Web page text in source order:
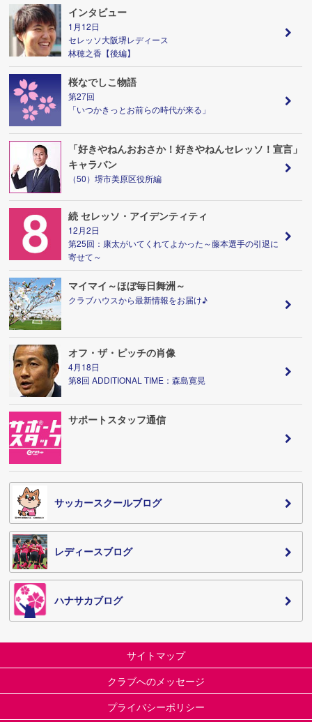
インタビュー
1月12日
セレッソ大阪堺レディース
林穂之香【後編】
桜なでしこ物語
第27回
「いつかきっとお前らの時代が来る」
「好きやねんおおさか！好きやねんセレッソ！宣言」
キャラバン
（50）堺市美原区役所編
続 セレッソ・アイデンティティ
12月2日
第25回：康太がいてくれてよかった～藤本選手の引退に
寄せて～
マイマイ～ほぼ毎日舞洲～
クラブハウスから最新情報をお届け♪
オフ・ザ・ピッチの肖像
4月18日
第8回 ADDITIONAL TIME：森島寛晃
サポートスタッフ通信
サッカースクールブログ
レディースブログ
ハナサカブログ
サイトマップ
クラブへのメッセージ
プライバシーポリシー